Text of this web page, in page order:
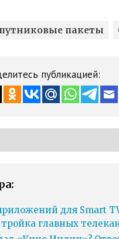
пакеты
публикацией:
для Smart
главных